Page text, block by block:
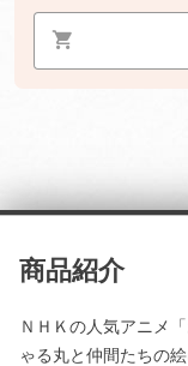
商品紹介
ＮＨＫの人気アニメ
ゃる丸と仲間たちの